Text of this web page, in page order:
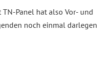
Panel hat also Vor- und
noch einmal darlegen